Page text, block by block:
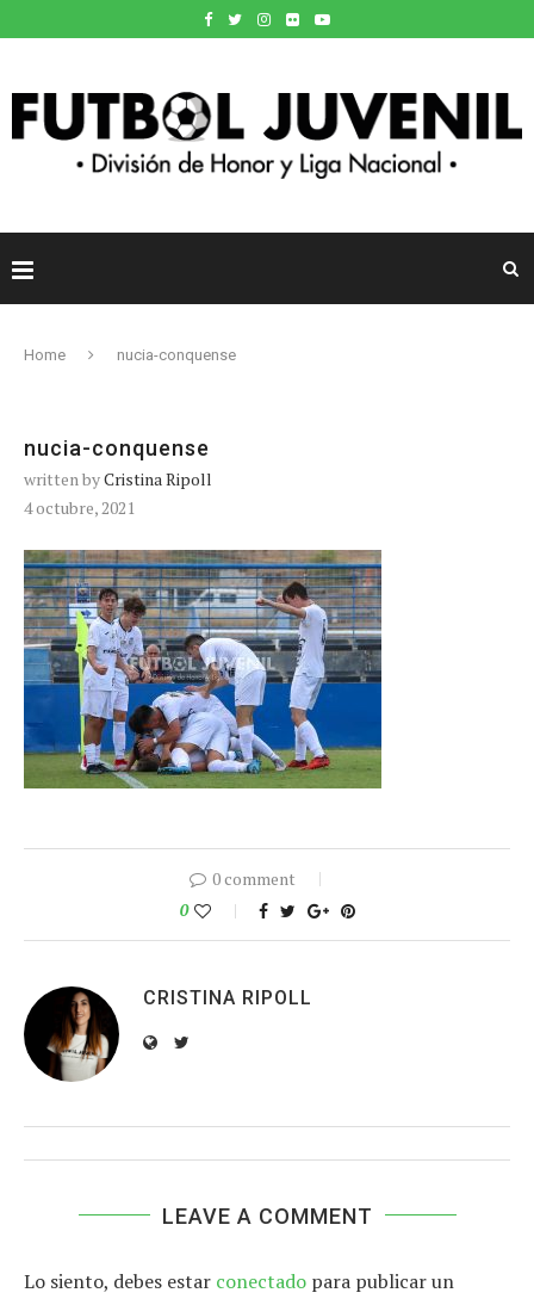
Home nucia-conquense
nucia-conquense
written byCristina Ripoll
4 octubre, 2021
0 comment
0
CRISTINA RIPOLL
LEAVE A COMMENT
Lo siento, debes estar conectado para publicar un